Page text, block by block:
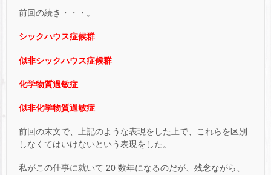
前回の続き・・・。
シックハウス症候群
似非シックハウス症候群
化学物質過敏症
似非化学物質過敏症
前回の末文で、上記のような表現をした上で、これらを区別
しなくてはいけないという表現をした。
私がこの仕事に就いて 20 数年になるのだが、残念ながら、